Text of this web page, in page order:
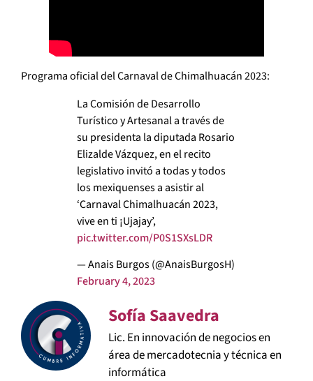
Programa oficial del Carnaval de Chimalhuacán 2023:
La Comisión de Desarrollo
Turístico y Artesanal a través de
su presidenta la diputada Rosario
Elizalde Vázquez, en el recito
legislativo invitó a todas y todos
los mexiquenses a asistir al
‘Carnaval Chimalhuacán 2023,
vive en ti ¡Ujajay’,
pic.twitter.com/P0S1SXsLDR
— Anais Burgos (@AnaisBurgosH)
February 4, 2023
Sofía Saavedra
Lic. En innovación de negocios en
área de mercadotecnia y técnica en
informática